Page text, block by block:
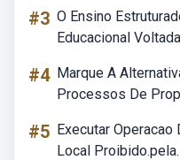
#3 O Ensino
Educacional
#4 Marque A
Processos De
#5 Executar Operacao
Local